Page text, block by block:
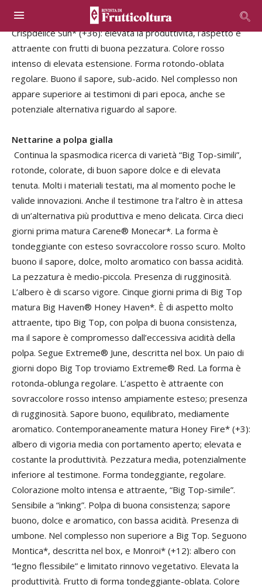
componente acidula. Tra le tardive compare Tonicsun®
Crispdelice Sun* (+36): elevata la produttività, l’aspetto è
attraente con frutti di buona pezzatura. Colore rosso
intenso di elevata estensione. Forma rotondo-oblata
regolare. Buono il sapore, sub-acido. Nel complesso non
appare superiore ai testimoni di pari epoca, anche se
potenziale alternativa riguardo al sapore.
Nettarine a polpa gialla
Continua la spasmodica ricerca di varietà “Big Top-simili”,
rotonde, colorate, di buon sapore dolce e di elevata
tenuta. Molti i materiali testati, ma al momento poche le
valide innovazioni. Anche il testimone tra l’altro è in attesa
di un’alternativa più produttiva e meno delicata. Circa dieci
giorni prima matura Carene® Monecar*. La forma è
tondeggiante con esteso sovraccolore rosso scuro. Molto
buono il sapore, dolce, molto aromatico con bassa acidità.
La pezzatura è medio-piccola. Presenza di rugginosità.
L’albero è di scarso vigore. Cinque giorni prima di Big Top
matura Big Haven® Honey Haven*. È di aspetto molto
attraente, tipo Big Top, con polpa di buona consistenza,
ma il sapore è compromesso dall’eccessiva acidità della
polpa. Segue Extreme® June, descritta nel box. Un paio di
giorni dopo Big Top troviamo Extreme® Red. La forma è
rotonda-oblunga regolare. L’aspetto è attraente con
sovraccolore rosso intenso ampiamente esteso; presenza
di rugginosità. Sapore buono, equilibrato, mediamente
aromatico. Contemporaneamente matura Honey Fire* (+3):
albero di vigoria media con portamento aperto; elevata e
costante la produttività. Pezzatura media, potenzialmente
inferiore al testimone. Forma tondeggiante, regolare.
Colorazione molto intensa e attraente, “Big Top-simile”.
Sensibile a “inking”. Polpa di buona consistenza; sapore
buono, dolce e aromatico, con bassa acidità. Presenza di
umbone. Nel complesso non superiore a Big Top. Seguono
Montica*, descritta nel box, e Monroi* (+12): albero con
“legno flessibile” e limitato rinnovo vegetativo. Elevata la
produttività. Frutto di forma tondeggiante-oblata. Colore